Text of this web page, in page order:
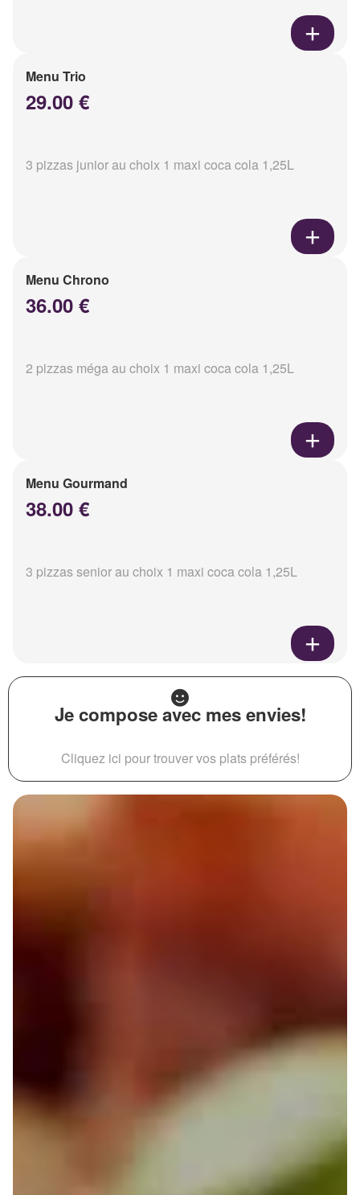
Menu Trio
29.00 €
3 pizzas junior au choix 1 maxi coca cola 1,25L
Menu Chrono
36.00 €
2 pizzas méga au choix 1 maxi coca cola 1,25L
Menu Gourmand
38.00 €
3 pizzas senior au choix 1 maxi coca cola 1,25L
Je compose avec mes envies!
Cliquez ici pour trouver vos plats préférés!